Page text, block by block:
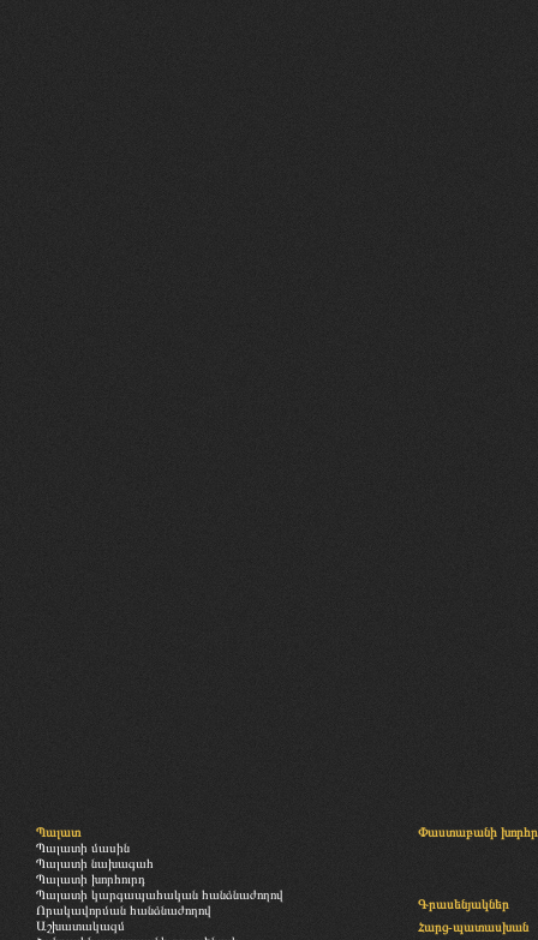
Պալատ
Պալատի մասին
Պալատի նախագահ
Պալատի խորհուրդ
Պալատի կարգապահական հանձնաժողով
Որակավորման հանձնաժողով
Աշխատակազմ
Փաստաբանի
Գրասենյակներ
Հարց-պատասխան